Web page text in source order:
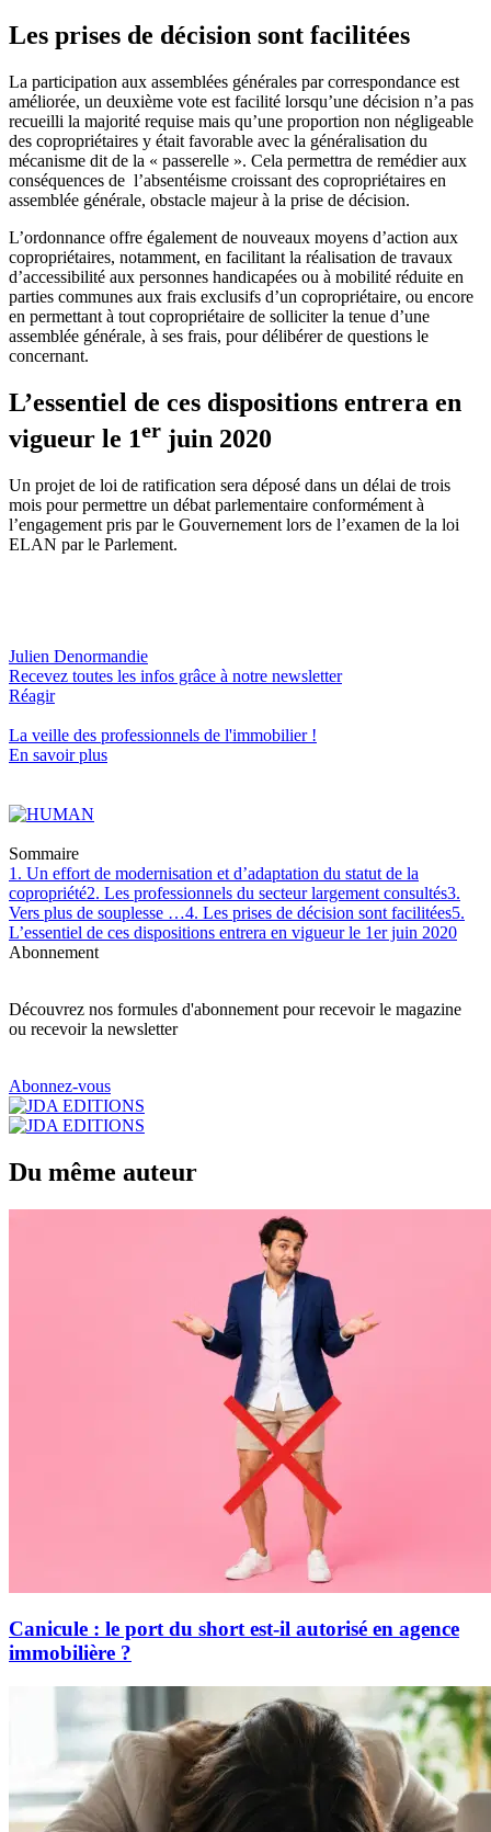
Les prises de décision sont facilitées
La participation aux assemblées générales par correspondance est
améliorée, un deuxième vote est facilité lorsqu’une décision n’a pas
recueilli la majorité requise mais qu’une proportion non négligeable
des copropriétaires y était favorable avec la généralisation du
mécanisme dit de la « passerelle ». Cela permettra de remédier aux
conséquences de l’absentéisme croissant des copropriétaires en
assemblée générale, obstacle majeur à la prise de décision.
L’ordonnance offre également de nouveaux moyens d’action aux
copropriétaires, notamment, en facilitant la réalisation de travaux
d’accessibilité aux personnes handicapées ou à mobilité réduite en
parties communes aux frais exclusifs d’un copropriétaire, ou encore
en permettant à tout copropriétaire de solliciter la tenue d’une
assemblée générale, à ses frais, pour délibérer de questions le
concernant.
L’essentiel de ces dispositions entrera en
vigueur le 1er juin 2020
Un projet de loi de ratification sera déposé dans un délai de trois
mois pour permettre un débat parlementaire conformément à
l’engagement pris par le Gouvernement lors de l’examen de la loi
ELAN par le Parlement.
Julien Denormandie
Recevez toutes les infos grâce à notre newsletter
Réagir
La veille des professionnels de l'immobilier!
En savoir plus
Sommaire
1. Un effort de modernisation et d’adaptation du statut de la
copropriété2. Les professionnels du secteur largement consultés3.
Vers plus de souplesse …4. Les prises de décision sont facilitées5.
L’essentiel de ces dispositions entrera en vigueur le 1er juin 2020
Abonnement
Découvrez nos formules d'abonnement pour recevoir le magazine
ou recevoir la newsletter
Abonnez-vous
Du même auteur
Canicule : le port du short est-il autorisé en agence
immobilière ?